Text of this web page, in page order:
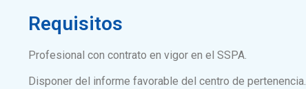
Requisitos
Profesional con contrato en vigor en el SSPA.
Disponer del informe favorable del centro de pertenencia.